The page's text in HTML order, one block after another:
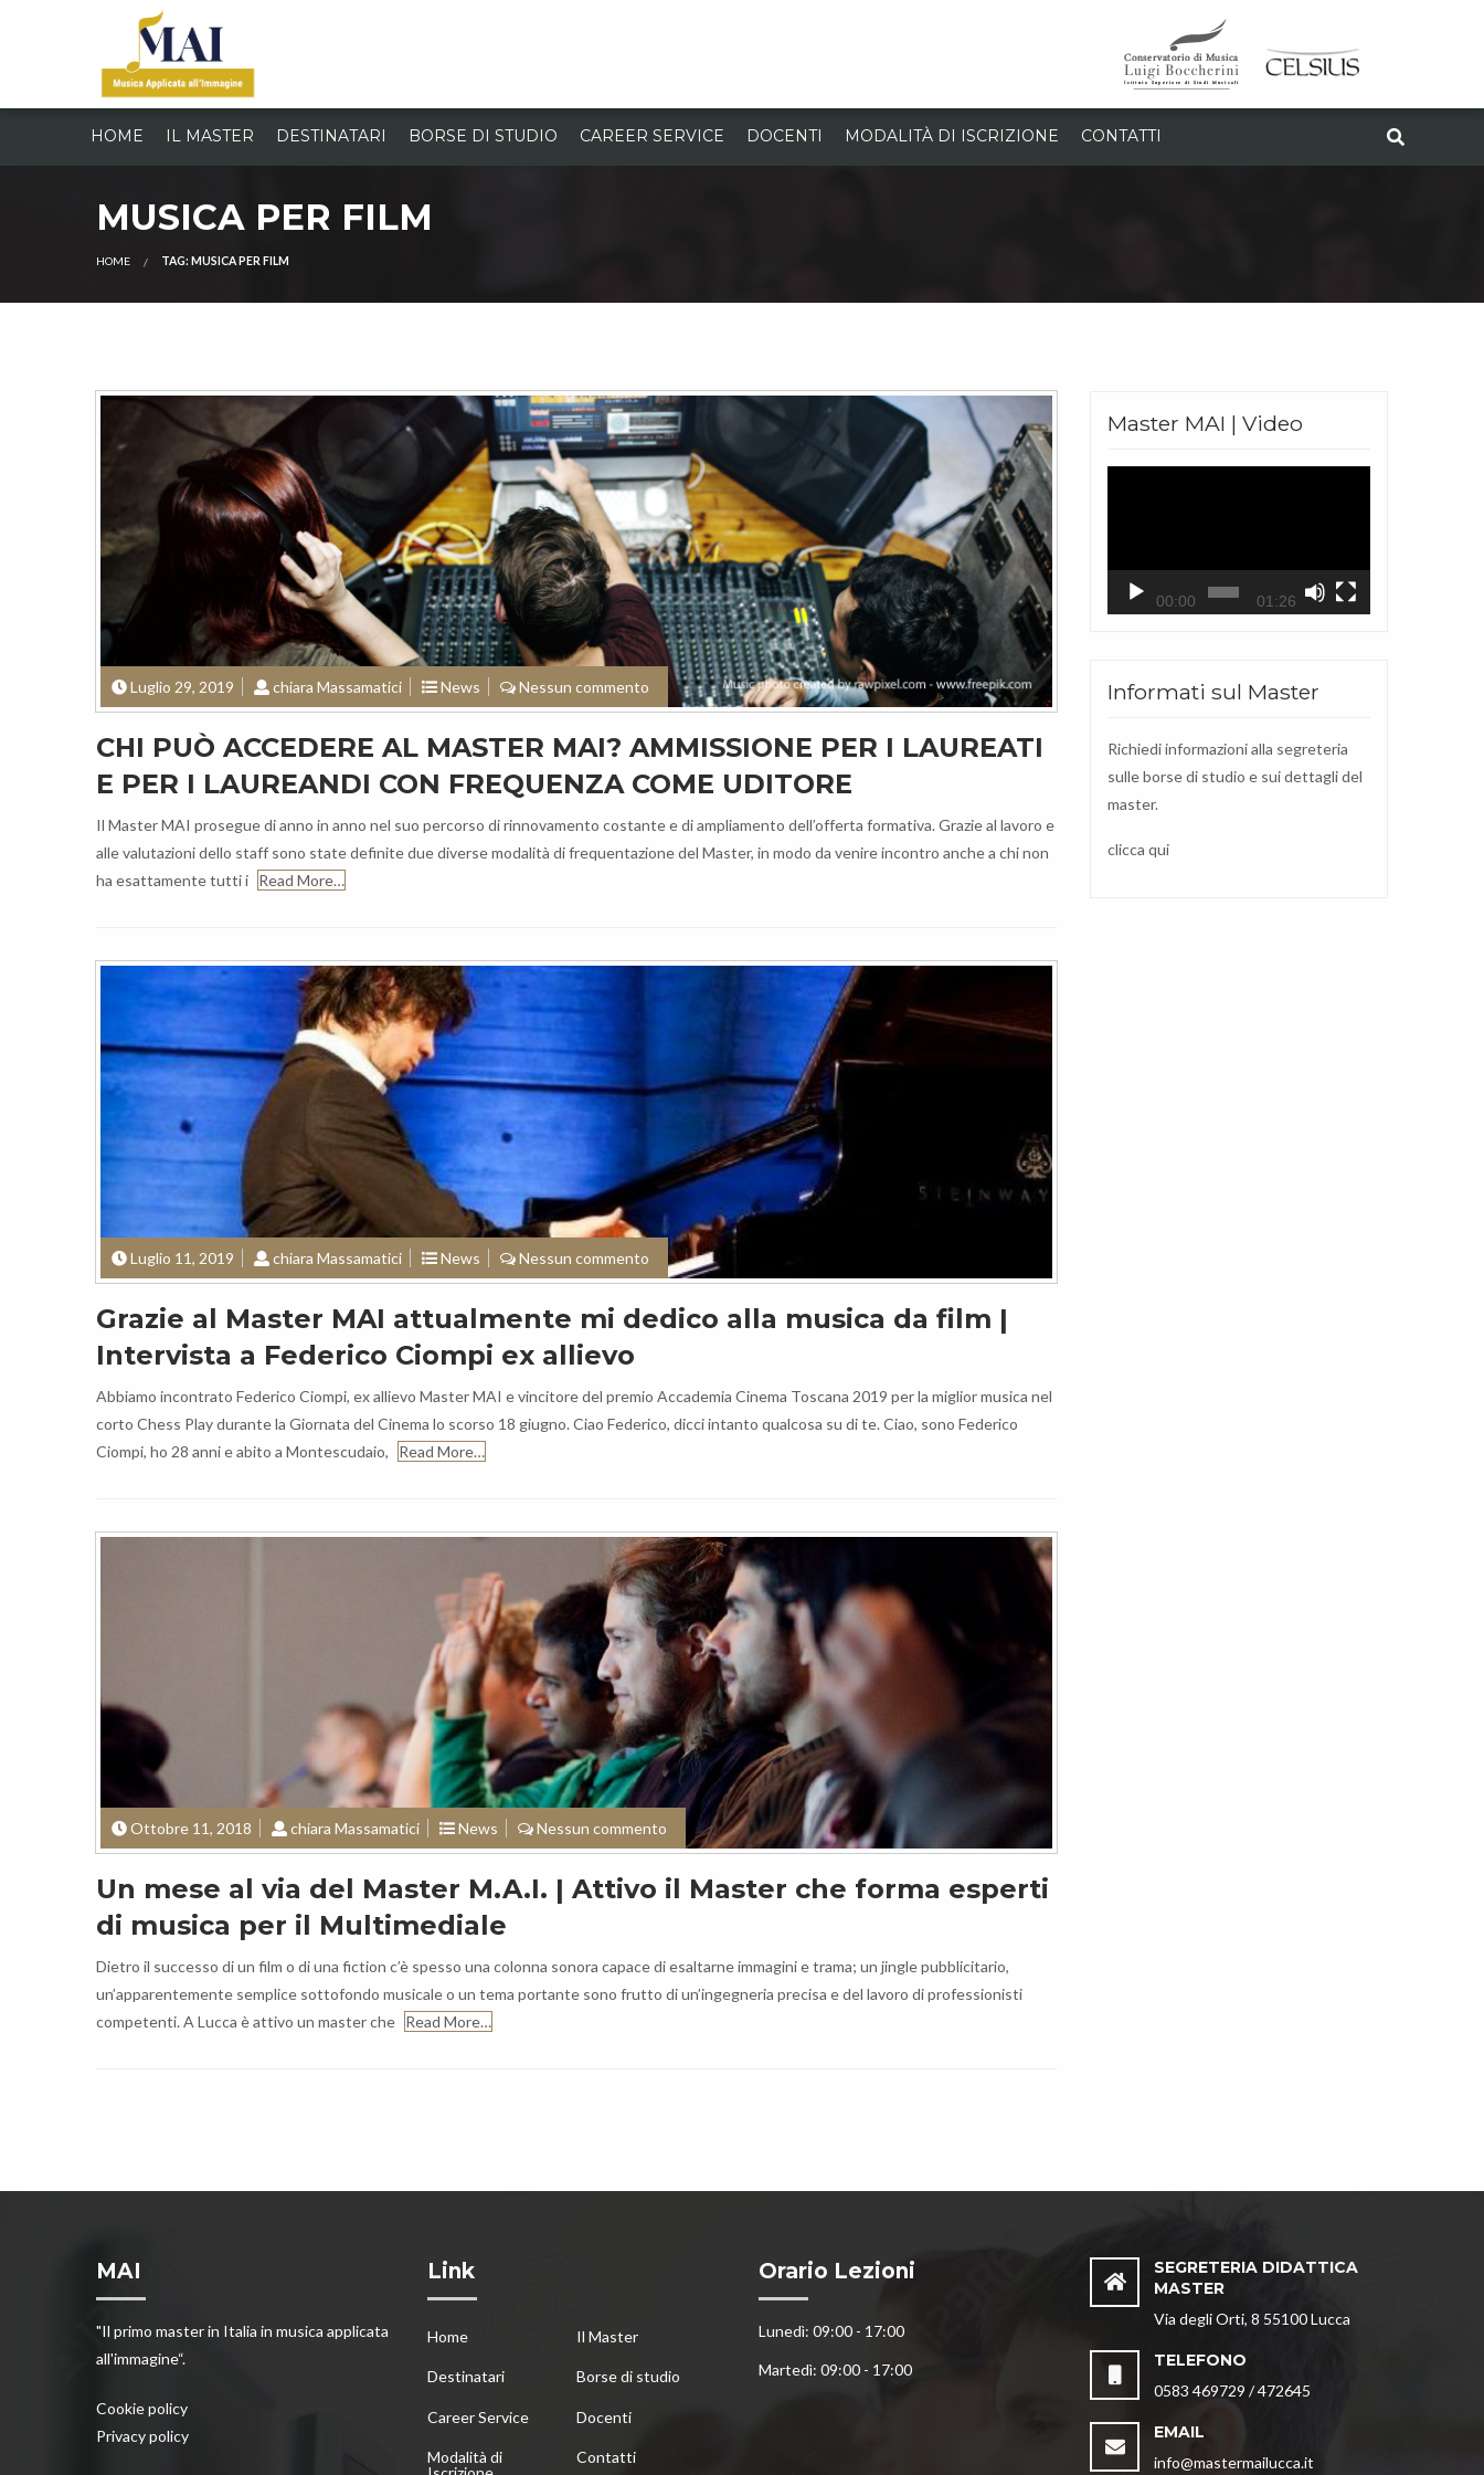
HOME IL MASTER DESTINATARI BORSE DI STUDIO CAREER SERVICE DOCENTI MODALITÀ DI ISCRIZIONE CONTATTI
MUSICA PER FILM
HOME TAG: MUSICA PER FILM
Luglio 29, 2019 chiara Massamatici News Nessun commento
CHI PUÒ ACCEDERE AL MASTER MAI? AMMISSIONE PER I LAUREATI
E PER I LAUREANDI CON FREQUENZA COME UDITORE
Il Master MAI prosegue di anno in anno nel suo percorso di rinnovamento costante e di ampliamento dell’offerta formativa. Grazie al lavoro e
alle valutazioni dello staff sono state definite due diverse modalità di frequentazione del Master, in modo da venire incontro anche a chi non
ha esattamente tutti i Read More…
Luglio 11, 2019 chiara Massamatici News Nessun commento
Grazie al Master MAI attualmente mi dedico alla musica da film |
Intervista a Federico Ciompi ex allievo
Abbiamo incontrato Federico Ciompi, ex allievo Master MAI e vincitore del premio Accademia Cinema Toscana 2019 per la miglior musica nel
corto Chess Play durante la Giornata del Cinema lo scorso 18 giugno. Ciao Federico, dicci intanto qualcosa su di te. Ciao, sono Federico
Ciompi, ho 28 anni e abito a Montescudaio,
Read More…
Ottobre 11, 2018 chiara Massamatici News Nessun commento
Un mese al via del Master M.A.I. | Attivo il Master che forma esperti
di musica per il Multimediale
Dietro il successo di un film o di una fiction c’è spesso una colonna sonora capace di esaltarne immagini e trama; un jingle pubblicitario,
un’apparentemente semplice sottofondo musicale o un tema portante sono frutto di un’ingegneria precisa e del lavoro di professionisti
competenti. A Lucca è attivo un master che Read More…
Master MAI | Video
00:00 01:26
Informati sul Master
Richiedi informazioni alla segreteria
sulle borse di studio e sui dettagli del
master.
clicca qui
MAI
"Il primo master in Italia in musica applicata
all'immagine“.
Cookie policy
Privacy policy
Link
Home Il Master
Destinatari Borse di studio
Career Service Docenti
Modalità di
Contatti
Orario Lezioni
Lunedì: 09:00 - 17:00
Martedì: 09:00 - 17:00
SEGRETERIA DIDATTICA
MASTER
Via degli Orti, 8 55100 Lucca
TELEFONO
0583 469729 / 472645
EMAIL
info@mastermailucca.it